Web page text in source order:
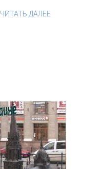
ЧИТАТЬ ДАЛЕЕ